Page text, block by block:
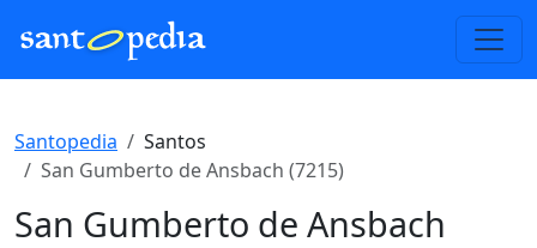
Santopedia
Santos
San Gumberto de Ansbach (7215)
San Gumberto de Ansbach